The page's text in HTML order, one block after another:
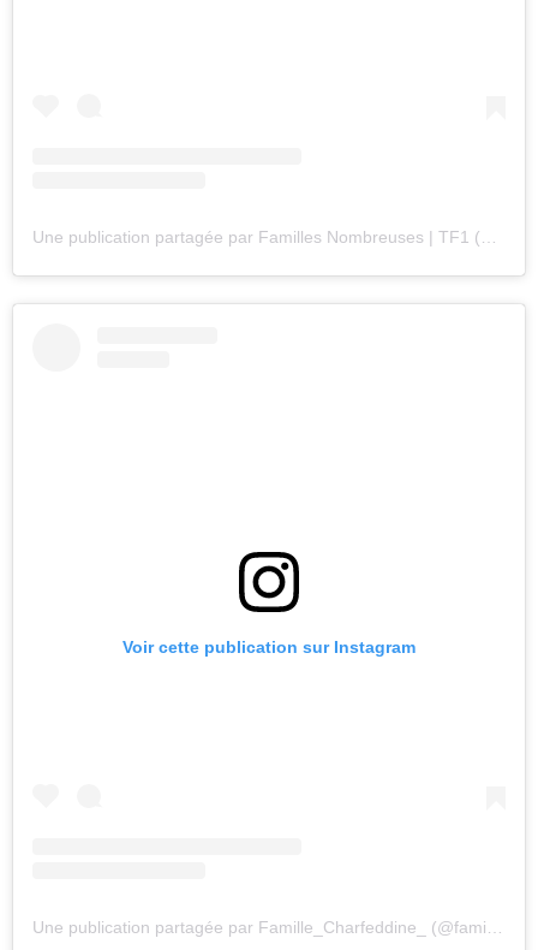
Une publication partagée par Familles Nombreuses | TF1 (@famillesnombreusestf1)
Voir cette publication sur Instagram